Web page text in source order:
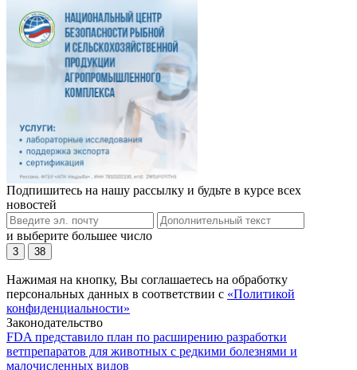
Подпишитесь на нашу рассылку и будьте в курсе всех
новостей
и выберите большее число
3 38
Нажимая на кнопку, Вы соглашаетесь на обработку
персональных данных в соответствии с «Политикой
конфиденциальности»
Законодательство
FDA представило план по расширению разработки
ветпрепаратов для животных с редкими болезнями и
малочисленных видов